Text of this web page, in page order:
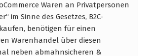
Waren an Privatpersonen
im Sinne des Gesetzes, B2C-
benötigen für einen
Warenhandel über diesen
neben abmahnsicheren &